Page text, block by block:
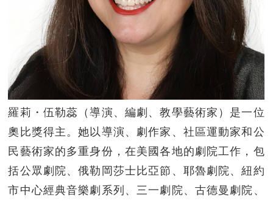
羅莉・伍勒蕊（導演、編劇、教學藝術家）是一位
奧比獎得主。她以導演、劇作家、社區運動家和公
民藝術家的多重身份，在美國各地的劇院工作，包
括公眾劇院、俄勒岡莎士比亞節、耶魯劇院、紐約
市中心經典音樂劇系列、三一劇院、古德曼劇院、